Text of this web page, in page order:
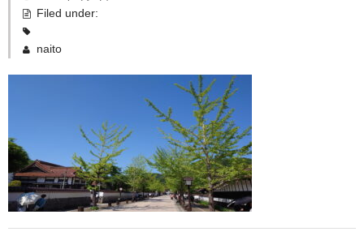
業務用箸（食洗機対応）
マイ箸・箸袋
ご利用ガイド
よくあるご質問
Filed under:
naito